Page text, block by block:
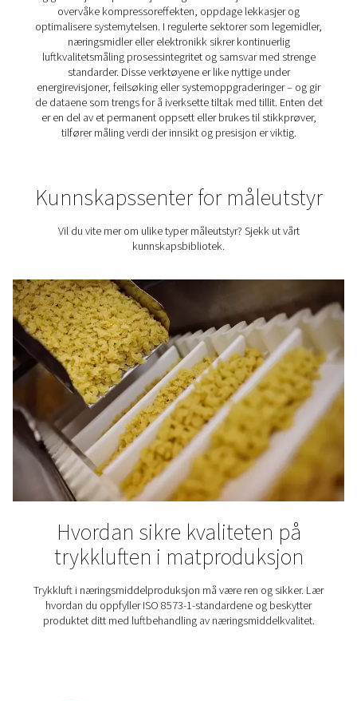
Hvorfor måle luft- og
gassystemet?
kostnader – enten som følge av uventet nedetid,
eller ujevn luftkvalitet. Måling av systemet gir deg
tilbake. Den avslører hvordan oppsettet ditt virkelig
hjelper til med å identifisere hvor tapene oppstår, og
effektivitet eller samsvar er viktig, er måling ikke
avgjørende.